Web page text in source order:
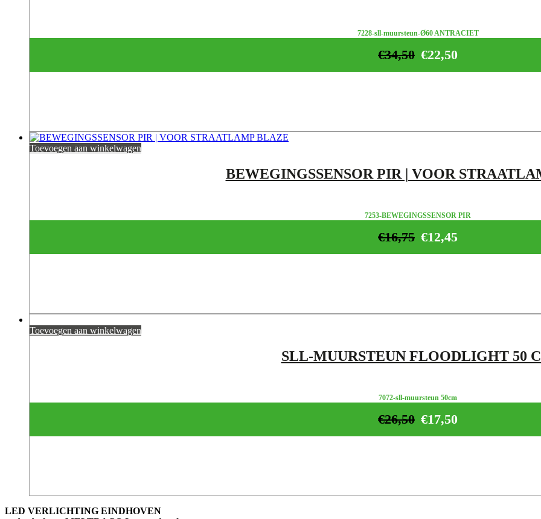
7228-sll-muursteun-Ø60 ANTRACIET
€22,50
€34,50
Toevoegen aan winkelwagen
BEWEGINGSSENSOR PIR | VOOR
7253-BEWEGINGSSENSOR PIR
€12,45
€16,75
Toevoegen aan winkelwagen
SLL-MUURSTEUN FLOODLIGHT 50
7072-sll-muursteun 50cm
€17,50
€26,50
LED VERLICHTING EINDHOVEN